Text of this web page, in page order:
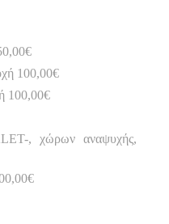
100,00€
100,00€
, χώρων αναψυχής,